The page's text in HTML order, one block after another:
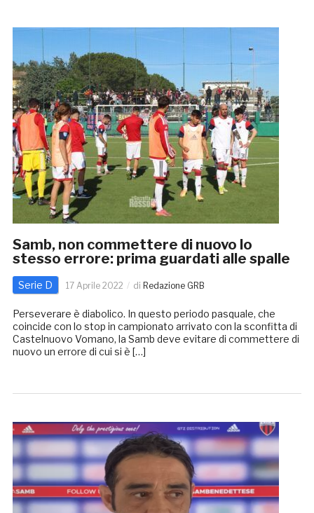
Samb, non commettere di nuovo lo
stesso errore: prima guardati alle spalle
Serie D 17 Aprile 2022 di Redazione GRB
Perseverare è diabolico. In questo periodo pasquale, che
coincide con lo stop in campionato arrivato con la sconfitta di
Castelnuovo Vomano, la Samb deve evitare di commettere di
nuovo un errore di cui si è […]